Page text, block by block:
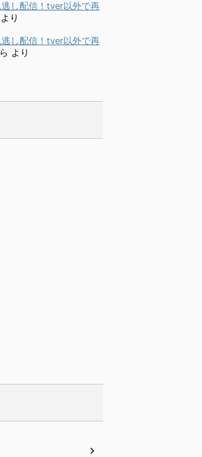
し配信！tver以外で再
より
し配信！tver以外で再
より